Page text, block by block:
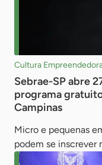
Cultura
Sebrae-SP abre
programa
Campinas
Micro e pequenas
podem se inscrever